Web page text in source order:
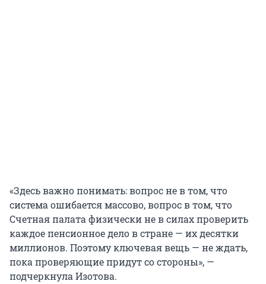
«Здесь важно понимать: вопрос не в том, что
система ошибается массово, вопрос в том, что
Счетная палата физически не в силах проверить
каждое пенсионное дело в стране — их десятки
миллионов. Поэтому ключевая вещь — не ждать,
пока проверяющие придут со стороны», —
подчеркнула Изотова.